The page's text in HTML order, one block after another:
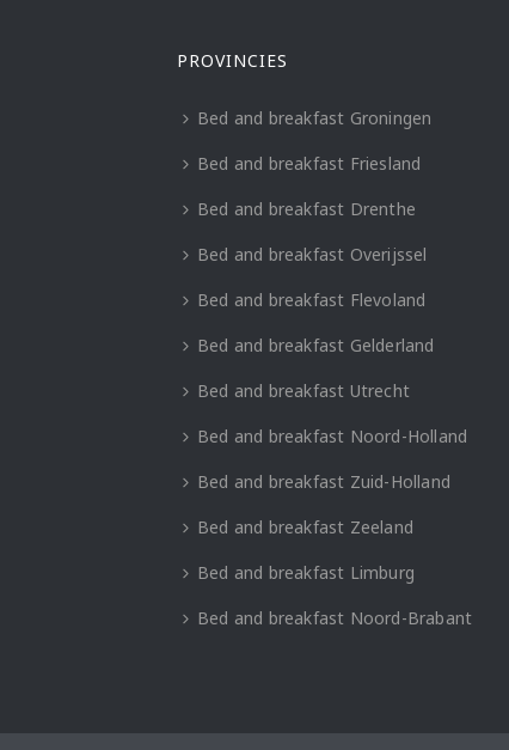
PROVINCIES
Bed and breakfast Groningen
Bed and breakfast Friesland
Bed and breakfast Drenthe
Bed and breakfast Overijssel
Bed and breakfast Flevoland
Bed and breakfast Gelderland
Bed and breakfast Utrecht
Bed and breakfast Noord-Holland
Bed and breakfast Zuid-Holland
Bed and breakfast Zeeland
Bed and breakfast Limburg
Bed and breakfast Noord-Brabant